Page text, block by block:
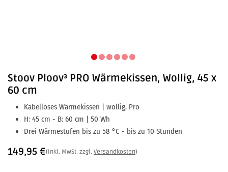
Stoov Ploov³ PRO Wärmekissen, Wollig, 45 x
60 cm
Kabelloses Wärmekissen | wollig, Pro
H: 45 cm - B: 60 cm | 50 Wh
Drei Wärmestufen bis zu 58 °C - bis zu 10 Stunden
149,95 €(inkl. MwSt. zzgl. Versandkosten)